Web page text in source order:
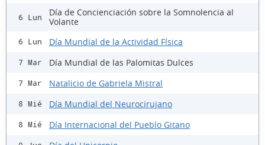
6 Lun
Día de Concienciación sobre la Somnolencia al
Volante
6 Lun Día Mundial de la Actividad Física
7 Mar Día Mundial de las Palomitas Dulces
7 Mar Natalicio de Gabriela Mistral
8 Mié Día Mundial del Neurocirujano
8 Mié Día Internacional del Pueblo Gitano